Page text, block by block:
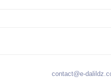
contact@e-